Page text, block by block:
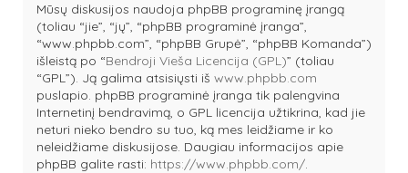
Mūsų diskusijos naudoja phpBB programinę įrangą
(toliau “jie”, “jų”, “phpBB programinė įranga”,
“www.phpbb.com”, “phpBB Grupė”, “phpBB Komanda”)
išleistą po “Bendroji Vieša Licencija (GPL)” (toliau
“GPL”). Ją galima atsisiųsti iš www.phpbb.com
puslapio. phpBB programinė įranga tik palengvina
Internetinį bendravimą, o GPL licencija užtikrina, kad jie
neturi nieko bendro su tuo, ką mes leidžiame ir ko
neleidžiame diskusijose. Daugiau informacijos apie
phpBB galite rasti: https://www.phpbb.com/.